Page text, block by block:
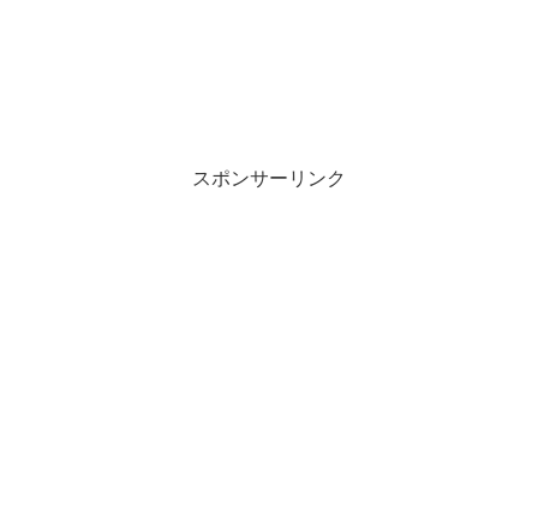
スポンサーリンク